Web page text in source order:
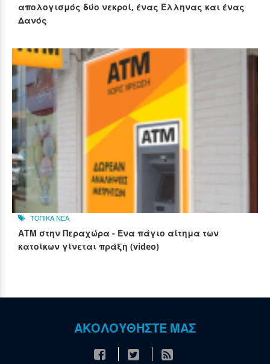
απολογισμός δύο νεκροί, ένας Έλληνας και ένας
Δανός
ΤΟΠΙΚΑ ΝΕΑ
ΑΤΜ στην Περαχώρα - Ένα πάγιο αίτημα των
κατοίκων γίνεται πράξη (video)
ΑΚΟΛΟΥΘΗΣΤΕ ΜΑΣ